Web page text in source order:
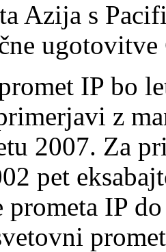
Azija s
IP bo
z
2007. Za
pet
prometa IP